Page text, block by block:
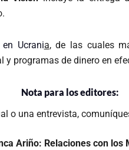
Ucrania, de las cuales
y programas de dinero en
Nota para los editores:
o una entrevista,
Ariño: Relaciones con los